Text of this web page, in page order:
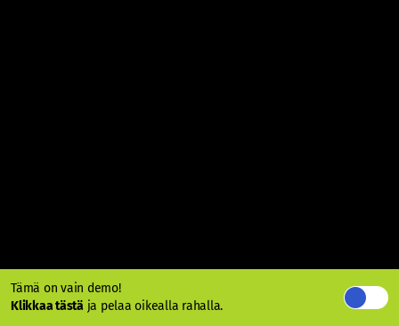
Tämä on vain demo!
Klikkaa tästäja pelaa oikealla rahalla.